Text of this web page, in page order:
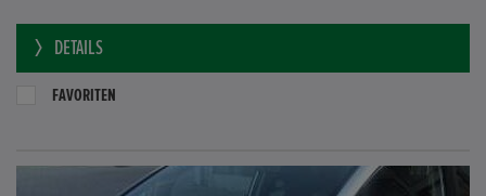
DETAILS
FAVORITEN